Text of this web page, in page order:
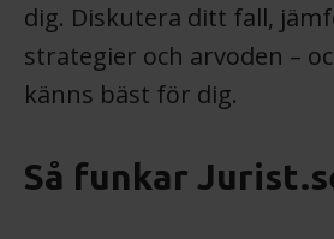
dig. Diskutera ditt fall,
strategier och arvoden –
känns bäst för dig.
Så funkar